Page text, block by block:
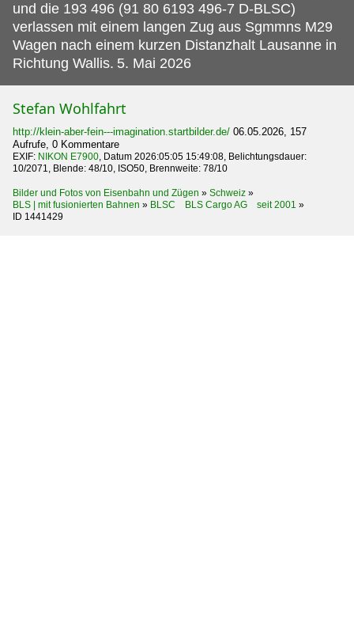
und die 193 496 (91 80 6193 496-7 D-BLSC)
verlassen mit einem langen Zug aus Sgmmns M29
Wagen nach einem kurzen Distanzhalt Lausanne in
Richtung Wallis. 5. Mai 2026
Stefan Wohlfahrt
http://klein-aber-fein---imagination.startbilder.de/ 06.05.2026, 157
Aufrufe, 0 Kommentare
EXIF: NIKON E7900, Datum 2026:05:05 15:49:08, Belichtungsdauer:
10/2071, Blende: 48/10, ISO50, Brennweite: 78/10
Bilder und Fotos von Eisenbahn und Zügen » Schweiz »
BLS | mit fusionierten Bahnen » BLSC BLS Cargo AG seit 2001 »
ID 1441429